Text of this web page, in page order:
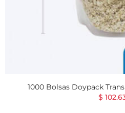
1000 Bolsas Doypack
$